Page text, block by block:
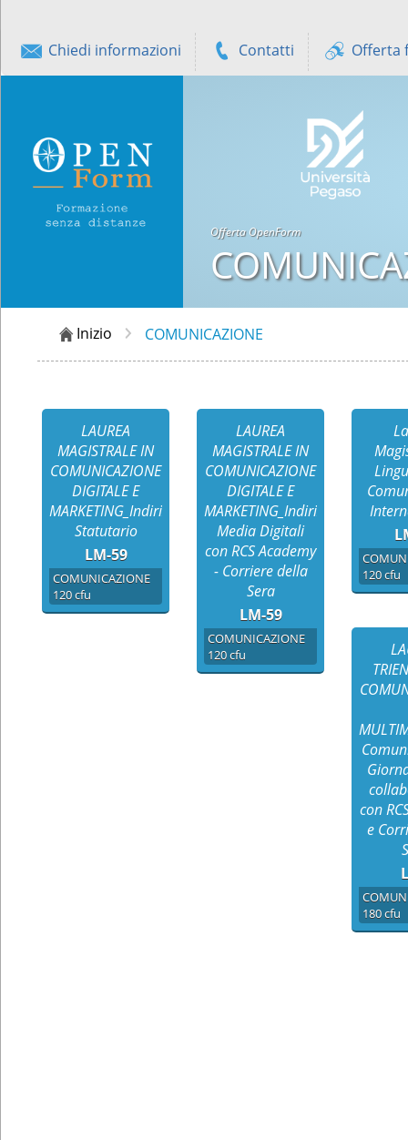
Chiedi informazioni Contatti Offerta
Offerta OpenForm
Inizio COMUNICAZIONE
LAUREA
MAGISTRALE IN
COMUNICAZIONE
DIGITALE E
MARKETING_Indirizzo
Statutario
LM-59
COMUNICAZIONE
120 cfu
LAUREA
MAGISTRALE IN
COMUNICAZIONE
DIGITALE E
MARKETING_Indirizzo
Media Digitali
con RCS Academy
- Corriere della
Sera
LM-59
COMUNICAZIONE
120 cfu
120 cfu
con
e
180 cfu